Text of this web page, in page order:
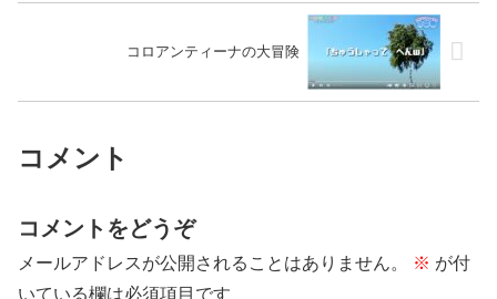
コロアンティーナの大冒険
コメント
コメントをどうぞ
メールアドレスが公開されることはありません。 ※ が付
いている欄は必須項目です